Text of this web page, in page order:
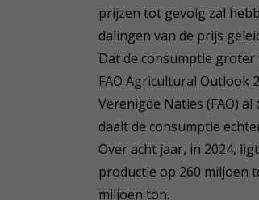
prijzen tot gevolg zal
dalingen van de prijs
Dat de consumptie groter
FAO Agricultural Outlook
Verenigde Naties (FAO)
daalt de consumptie
Over acht jaar, in 2024,
productie op 260 miljoen
miljoen ton.